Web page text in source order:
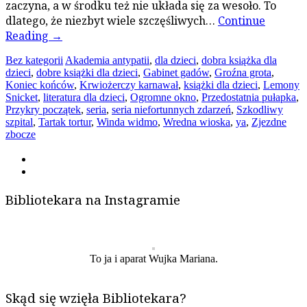
zaczyna, a w środku też nie układa się za wesoło. To
dlatego, że niezbyt wiele szczęśliwych… Continue
Reading →
Bez kategorii Akademia antypatii, dla dzieci, dobra książka dla
dzieci, dobre książki dla dzieci, Gabinet gadów, Groźna grota,
Koniec końców, Krwiożerczy karnawał, książki dla dzieci, Lemony
Snicket, literatura dla dzieci, Ogromne okno, Przedostatnia pułapka,
Przykry początek, seria, seria niefortunnych zdarzeń, Szkodliwy
szpital, Tartak tortur, Winda widmo, Wredna wioska, ya, Zjezdne
zbocze
Bibliotekara na Instagramie
To ja i aparat Wujka Mariana.
Skąd się wzięła Bibliotekara?